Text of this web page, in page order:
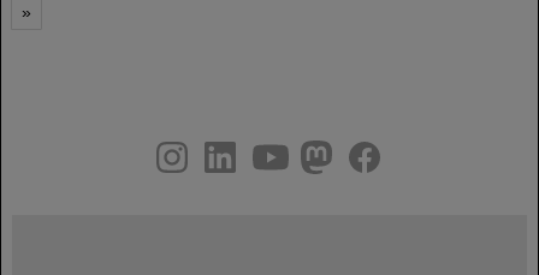
»
youtube
helmholtz.social
facebook